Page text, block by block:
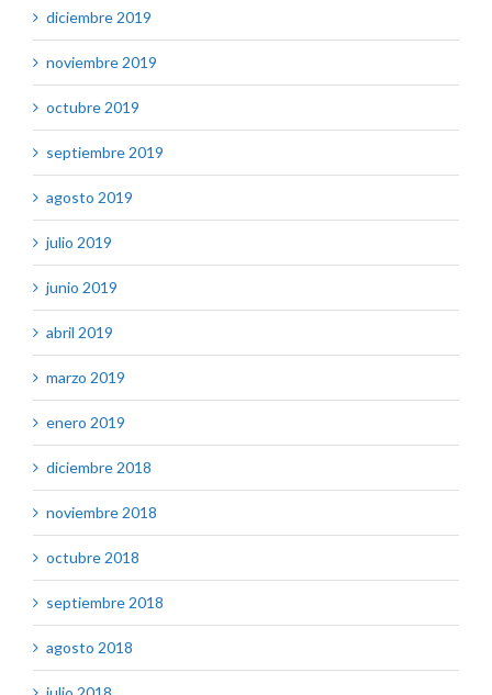
diciembre 2019
noviembre 2019
octubre 2019
septiembre 2019
agosto 2019
julio 2019
junio 2019
abril 2019
marzo 2019
enero 2019
diciembre 2018
noviembre 2018
octubre 2018
septiembre 2018
agosto 2018